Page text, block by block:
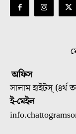
অফিস
সালাম হাইটস্ (৪র্থ
ই-মেইল